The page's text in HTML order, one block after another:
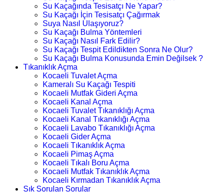
Su Kaçağında Tesisatçı Ne Yapar?
Su Kaçağı İçin Tesisatçı Çağırmak
Suya Nasıl Ulaşıyoruz?
Su Kaçağı Bulma Yöntemleri
Su Kaçağı Nasıl Fark Edilir?
Su Kaçağı Tespit Edildikten Sonra Ne Olur?
Su Kaçağı Bulma Konusunda Emin Değilsek ?
Tıkanıklık Açma
Kocaeli Tuvalet Açma
Kameralı Su Kaçağı Tespiti
Kocaeli Mutfak Gideri Açma
Kocaeli Kanal Açma
Kocaeli Tuvalet Tıkanıklığı Açma
Kocaeli Kanal Tıkanıklığı Açma
Kocaeli Lavabo Tıkanıklığı Açma
Kocaeli Gider Açma
Kocaeli Tıkanıklık Açma
Kocaeli Pimaş Açma
Kocaeli Tıkalı Boru Açma
Kocaeli Mutfak Tıkanıklık Açma
Kocaeli Kırmadan Tıkanıklık Açma
Sık Sorulan Sorular